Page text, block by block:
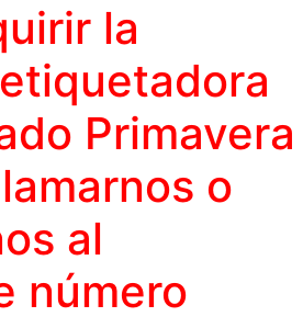
la
Primavera
o
al
número